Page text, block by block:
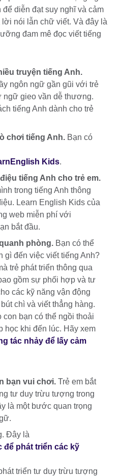
diễn đạt suy nghĩ và cảm
nói lẫn chữ viết. Và đây là
đam mê đọc viết tiếng
truyện tiếng Anh.
ngôn ngữ gần gũi với trẻ
ngữ gieo vần dễ thương.
tiếng Anh dành cho trẻ
chơi tiếng Anh. Bạn có
Kids.
tiếng Anh cho trẻ em.
trong tiếng Anh thông
Learn English Kids của
web miễn phí với
bắt đầu.
phòng. Bạn có thể
gì đến việc viết tiếng Anh?
trẻ phát triển thông qua
gồm sự phối hợp và tư
các kỹ năng vận động
chì và viết thẳng hàng.
bạn có thể ngồi thoải
học khi đến lúc. Hãy xem
tác nhảy để ​lấy cảm
bạn vui chơi. Trẻ em bắt
tư duy trừu tượng trong
là một bước quan trọng
Đây là
để phát triển các kỹ
triển tư duy trừu tượng